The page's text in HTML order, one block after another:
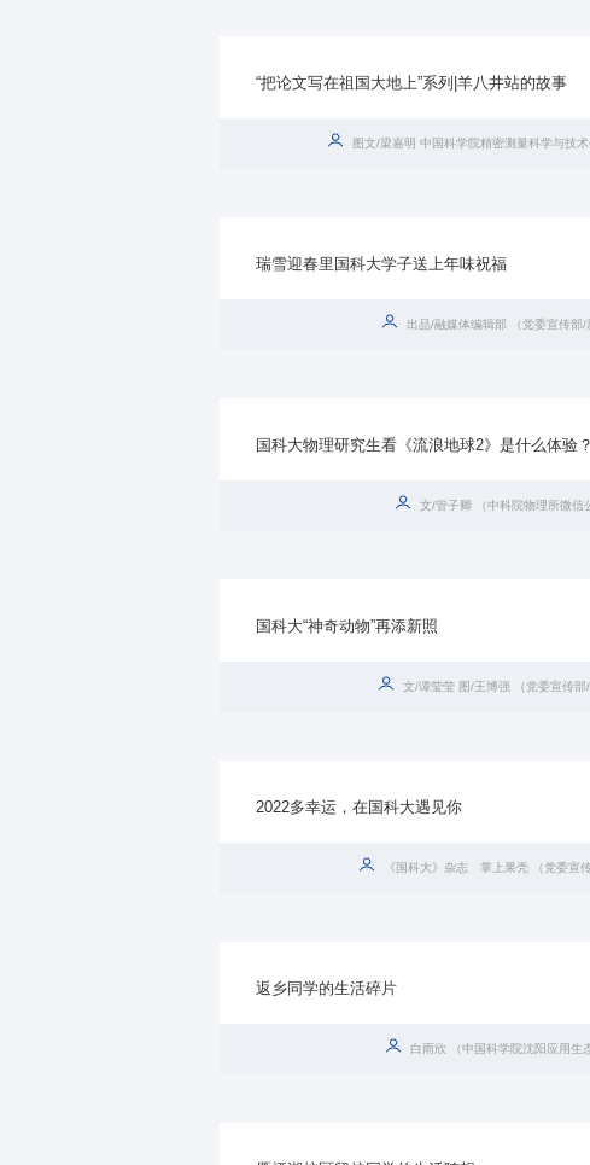
“把论文写在祖国大地上”系列|羊八井站的故事
图文/梁嘉明 中国科学院精密测量科学与技术
瑞雪迎春里国科大学子送上年味祝福
出品/融媒体编辑部 （党委宣传部/
国科大物理研究生看《流浪地球2》是什么体验？
文/管子卿 （中科院物理所微信
国科大“神奇动物”再添新照
文/谭莹莹 图/王博强 （党委宣传部/
2022多幸运，在国科大遇见你
《国科大》杂志 掌上果壳 （党委宣
返乡同学的生活碎片
白雨欣 （中国科学院沈阳应用生